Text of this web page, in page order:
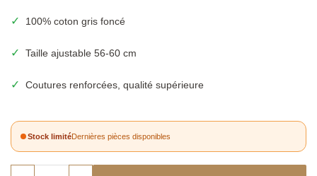
✓ 100% coton gris foncé
✓ Taille ajustable 56-60 cm
✓ Coutures renforcées, qualité supérieure
Stock limitéDernières pièces disponibles